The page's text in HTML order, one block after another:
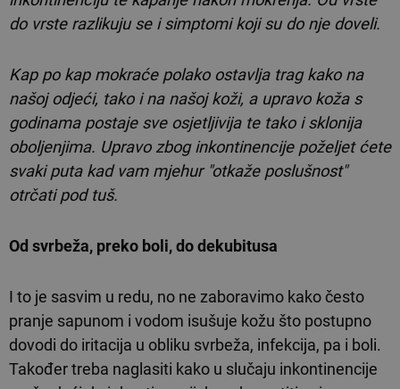
do vrste razlikuju se i simptomi koji su do nje doveli.
Kap po kap mokraće polako ostavlja trag kako na
našoj odjeći, tako i na našoj koži, a upravo koža s
godinama postaje sve osjetljivija te tako i sklonija
oboljenjima. Upravo zbog inkontinencije poželjet ćete
svaki puta kad vam mjehur "otkaže poslušnost"
otrčati pod tuš.
Od svrbeža, preko boli, do dekubitusa
I to je sasvim u redu, no ne zaboravimo kako često
pranje sapunom i vodom isušuje kožu što postupno
dovodi do iritacija u obliku svrbeža, infekcija, pa i boli.
Također treba naglasiti kako u slučaju inkontinencije